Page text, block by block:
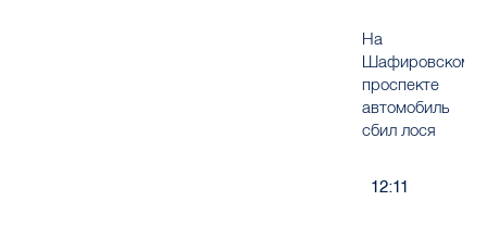
На
Шафировском
проспекте
автомобиль
сбил лося
12:11